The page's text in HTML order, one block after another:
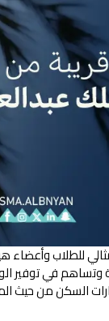
للطلاب وأعضاء
في توفير
السكن من حيث